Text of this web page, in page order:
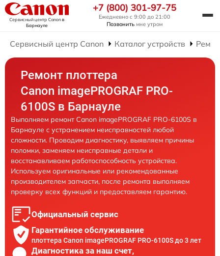
Сервисный центр Canonв
Барнауле
+7 (800) 301-97-75
Ежедневно с 9:00 до 21:00
Позвонить мне утром
Сервисный центр Canon Каталог устройств
Ремонт плоттера
Canon imagePROGRAF PRO-
6100S в Барнауле
Выполняем ремонт Canon imagePROGRAF PRO-6100S в
Барнауле с устранением неисправностей любой
сложности. Проводим диагностику, выявляем причины
поломки, заменяем неисправные детали и
восстанавливаем работоспособность устройства.
Используем оригинальные или рекомендованные
производителем запчасти, после ремонта выполняем
проверку всех функций и предоставляем гарантию.
Официальный сервис
Гарантийное обслуживание
плоттера Canon imagePROGRAF PRO-6100S до 3 лет
Диагностика за наш счет,